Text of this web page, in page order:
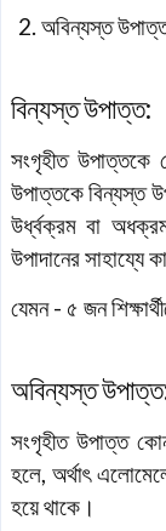
অবিন্যস্ত
বিন্যস্ত উপাত্ত:
সংগৃহীত উপাত্তকে
উপাত্তকে বিন্যস্ত
উর্ধ্বক্রম বা
উপাদানের
যেমন - ৫ জন
অবিন্যস্ত
সংগৃহীত উপাত্ত
হলে, অর্থাৎ
হয়ে থাকে।